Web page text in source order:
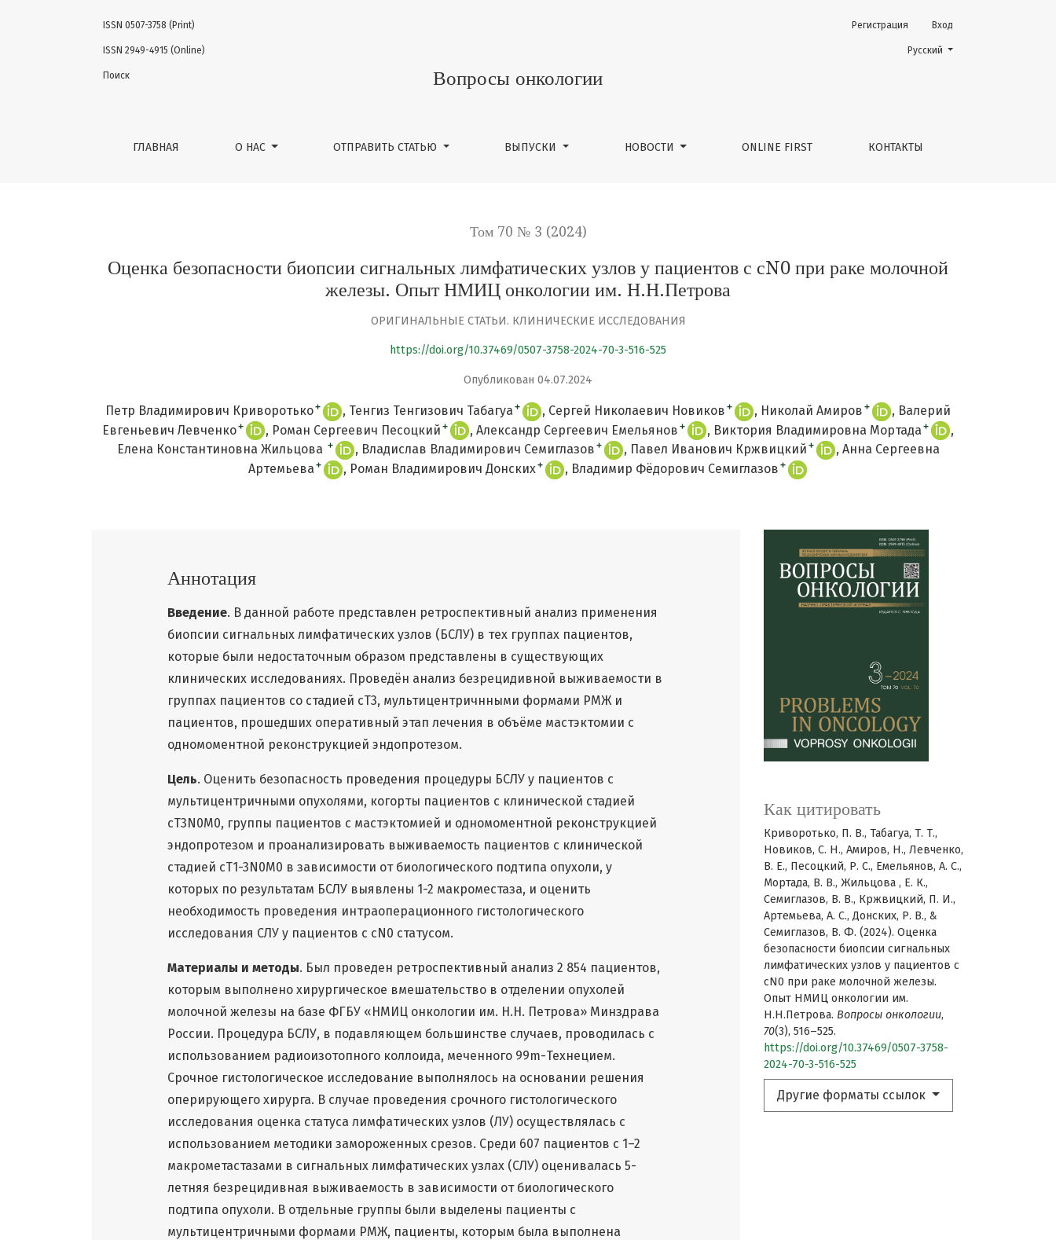
Оценка безопасности биопсии сигнальных лимфатических узлов у пациентов с сN0 при раке молочной железы. Опыт НМИЦ онкологии им. Н.Н.Петрова
Вопросы онкологии
ГЛАВНАЯ О НАС ОТПРАВИТЬ СТАТЬЮ ВЫПУСКИ НОВОСТИ ONLINE FIRST КОНТАКТЫ
Регистрация Вход
ISSN 0507-3758 (Print)
ISSN 2949-4915 (Online)
Поиск
Change the language. The
Русский
Том 70 № 3 (2024)
Оценка безопасности биопсии сигнальных лимфатических узлов у пациентов с сN0 при раке молочной
железы. Опыт НМИЦ онкологии им. Н.Н.Петрова
ОРИГИНАЛЬНЫЕ СТАТЬИ. КЛИНИЧЕСКИЕ ИССЛЕДОВАНИЯ
https://doi.org/10.37469/0507-3758-2024-70-3-516-525
Опубликован 04.07.2024
Петр Владимирович Криворотько+ Тенгиз Тенгизович Табагуа + Сергей Николаевич Новиков + Николай Амиров +
Валерий
Евгеньевич Левченко+ Роман Сергеевич Песоцкий + Александр Сергеевич Емельянов + Виктория Владимировна Мортада +
Елена Константиновна Жильцова + Владислав Владимирович Семиглазов + Павел Иванович Кржвицкий +
Анна Сергеевна
Артемьева + Роман Владимирович Донских+ Владимир Фёдорович Семиглазов +
Как цитировать
Криворотько, П. В., Табагуа, Т. Т.,
Новиков, С. Н., Амиров, Н., Левченко,
В. Е., Песоцкий, Р. С., Емельянов, А. С.,
Мортада, В. В., Жильцова , Е. К.,
Семиглазов, В. В., Кржвицкий, П. И.,
Артемьева, А. С., Донских, Р. В., &
Семиглазов, В. Ф. (2024). Оценка
безопасности биопсии сигнальных
лимфатических узлов у пациентов с
сN0 при раке молочной железы.
Опыт НМИЦ онкологии им.
Н.Н.Петрова. Вопросы онкологии,
70(3), 516–525.
https://doi.org/10.37469/0507-3758-
2024-70-3-516-525
Другие форматы ссылок
Аннотация
Введение. В данной работе представлен ретроспективный анализ применения
биопсии сигнальных лимфатических узлов (БСЛУ) в тех группах пациентов,
которые были недостаточным образом представлены в существующих
клинических исследованиях. Проведён анализ безрецидивной выживаемости в
группах пациентов со стадией сТ3, мультицентричнными формами РМЖ и
пациентов, прошедших оперативный этап лечения в объёме мастэктомии с
одномоментной реконструкцией эндопротезом.
Цель. Оценить безопасность проведения процедуры БСЛУ у пациентов с
мультицентричными опухолями, когорты пациентов с клинической стадией
сT3N0M0, группы пациентов с мастэктомией и одномоментной реконструкцией
эндопротезом и проанализировать выживаемость пациентов с клинической
стадией сТ1-3N0M0 в зависимости от биологического подтипа опухоли, у
которых по результатам БСЛУ выявлены 1-2 макроместаза, и оценить
необходимость проведения интраоперационного гистологического
исследования СЛУ у пациентов с сN0 статусом.
Материалы и методы. Был проведен ретроспективный анализ 2 854 пациентов,
которым выполнено хирургическое вмешательство в отделении опухолей
молочной железы на базе ФГБУ «НМИЦ онкологии им. Н.Н. Петрова» Минздрава
России. Процедура БСЛУ, в подавляющем большинстве случаев, проводилась с
использованием радиоизотопного коллоида, меченного 99m-Технецием.
Срочное гистологическое исследование выполнялось на основании решения
оперирующего хирурга. В случае проведения срочного гистологического
исследования оценка статуса лимфатических узлов (ЛУ) осуществлялась с
использованием методики замороженных срезов. Среди 607 пациентов с 1–2
макрометастазами в сигнальных лимфатических узлах (СЛУ) оценивалась 5-
летняя безрецидивная выживаемость в зависимости от биологического
подтипа опухоли. В отдельные группы были выделены пациенты с
мультицентричными формами РМЖ, пациенты, которым была выполнена